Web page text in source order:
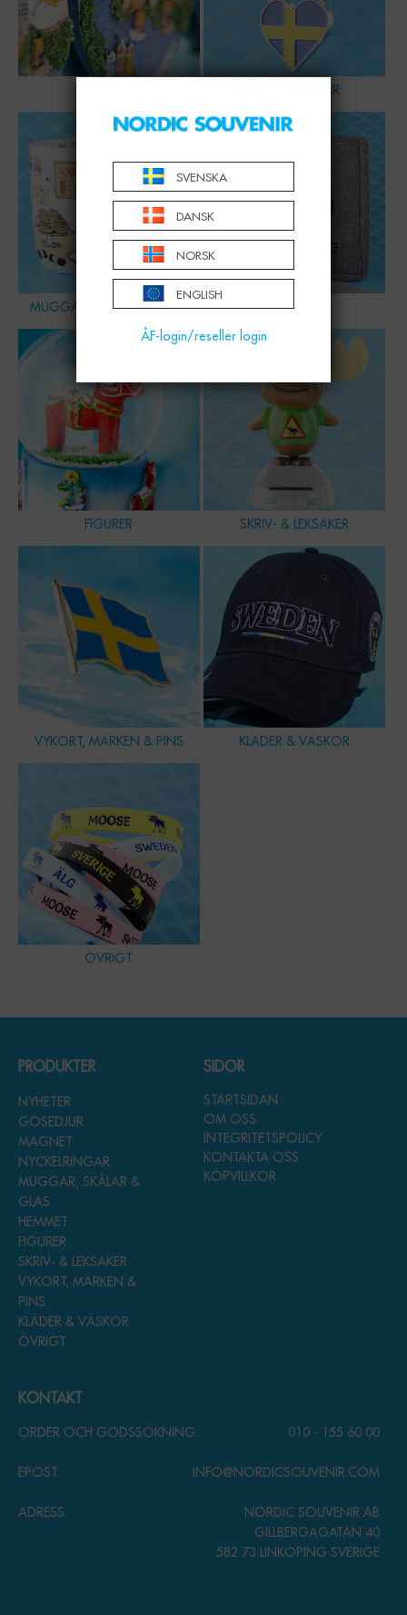
NYCKELRINGAR
MUGGAR, SKÅLAR & GLAS HEMMET
FIGURER SKRIV- & LEKSAKER
VYKORT, MÄRKEN & PINS KLÄDER & VÄSKOR
ÖVRIGT
PRODUKTER
NYHETER
GOSEDJUR
MAGNET
NYCKELRINGAR
MUGGAR, SKÅLAR &
GLAS
HEMMET
FIGURER
SKRIV- & LEKSAKER
VYKORT, MÄRKEN &
PINS
KLÄDER & VÄSKOR
ÖVRIGT
SIDOR
STARTSIDAN
OM OSS
INTEGRITETSPOLICY
KONTAKTA OSS
KÖPVILLKOR
KONTAKT
ORDER OCH GODSSÖKNING: 010 - 155 60 00
EPOST: INFO@NORDICSOUVENIR.COM
ADRESS:
NORDIC SOUVENIR AB
GILLBERGAGATAN 40
582 73 LINKÖPING SVERIGE
SVENSKA
DANSK
NORSK
ENGLISH
ÅF-login/reseller login